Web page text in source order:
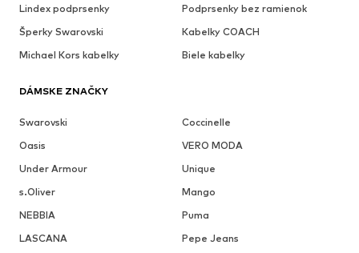
Lindex podprsenky
Podprsenky bez ramienok
Šperky Swarovski
Kabelky COACH
Michael Kors kabelky
Biele kabelky
DÁMSKE ZNAČKY
Swarovski
Coccinelle
Oasis
VERO MODA
Under Armour
Unique
s.Oliver
Mango
NEBBIA
Puma
LASCANA
Pepe Jeans